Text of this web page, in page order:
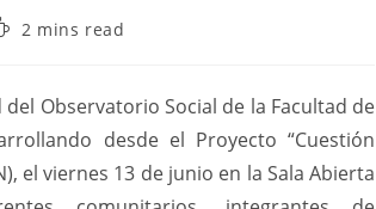
2 mins read
Observatorio Social de la Facultad de
desde el Proyecto “Cuestión
el viernes 13 de junio en la Sala Abierta